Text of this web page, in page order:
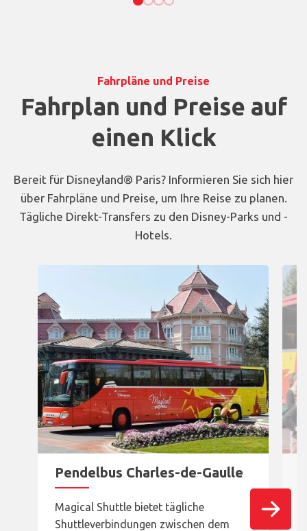
Fahrpläne und Preise
Fahrplan und Preise auf
einen Klick
Bereit für Disneyland® Paris? Informieren Sie sich hier
über Fahrpläne und Preise, um Ihre Reise zu planen.
Tägliche Direkt-Transfers zu den Disney-Parks und -
Hotels.
Pendelbus Charles-de-Gaulle
Magical Shuttle bietet tägliche
Shuttleverbindungen zwischen dem